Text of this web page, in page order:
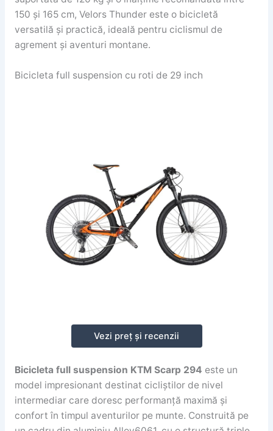
150 și 165 cm, Velors Thunder este o bicicletă
versatilă și practică, ideală pentru ciclismul de
agrement și aventuri montane.
Bicicleta full suspension cu roti de 29 inch
Vezi preț și recenzii
Bicicleta full suspension KTM Scarp 294 este un
model impresionant destinat cicliștilor de nivel
intermediar care doresc performanță maximă și
confort în timpul aventurilor pe munte. Construită pe